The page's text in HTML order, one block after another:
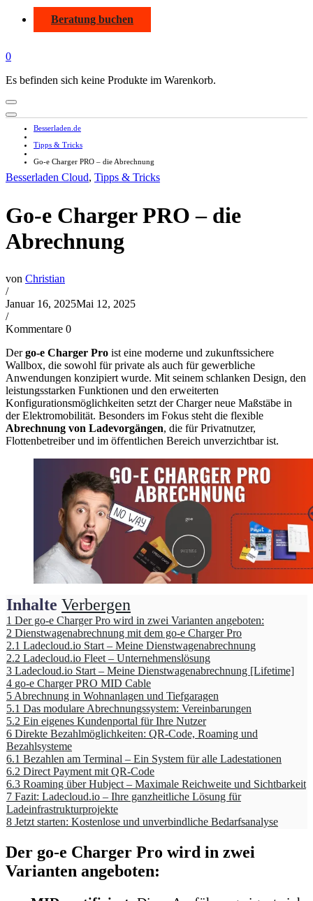
Beratung buchen
0
Es befinden sich keine Produkte im Warenkorb.
Besserladen.de
Tipps & Tricks
Go-e Charger PRO – die Abrechnung
Besserladen Cloud, Tipps & Tricks
Go-e Charger PRO – die
Abrechnung
von Christian
/
Januar 16, 2025Mai 12, 2025
/
Kommentare 0
Dergo-e Charger Pro ist eine moderne und zukunftssichere
Wallbox, die sowohl für private als auch für gewerbliche
Anwendungen konzipiert wurde. Mit seinem schlanken Design, den
leistungsstarken Funktionen und den erweiterten
Konfigurationsmöglichkeiten setzt der Charger neue Maßstäbe in
der Elektromobilität. Besonders im Fokus steht die flexible
Abrechnung von Ladevorgängen, die für Privatnutzer,
Flottenbetreiber und im öffentlichen Bereich unverzichtbar ist.
Inhalte Verbergen
1 Der go-e Charger Pro wird in zwei Varianten angeboten:
2 Dienstwagenabrechnung mit dem go-e Charger Pro
2.1 Ladecloud.io Start – Meine Dienstwagenabrechnung
2.2 Ladecloud.io Fleet – Unternehmenslösung
3 Ladecloud.io Start – Meine Dienstwagenabrechnung [Lifetime]
4 go-e Charger PRO MID Cable
5 Abrechnung in Wohnanlagen und Tiefgaragen
5.1 Das modulare Abrechnungssystem: Vereinbarungen
5.2 Ein eigenes Kundenportal für Ihre Nutzer
6 Direkte Bezahlmöglichkeiten: QR-Code, Roaming und
Bezahlsysteme
6.1 Bezahlen am Terminal – Ein System für alle Ladestationen
6.2 Direct Payment mit QR-Code
6.3 Roaming über Hubject – Maximale Reichweite und Sichtbarkeit
7 Fazit: Ladecloud.io – Ihre ganzheitliche Lösung für
Ladeinfrastrukturprojekte
8 Jetzt starten: Kostenlose und unverbindliche Bedarfsanalyse
Der go-e Charger Pro wird in zwei
Varianten angeboten: